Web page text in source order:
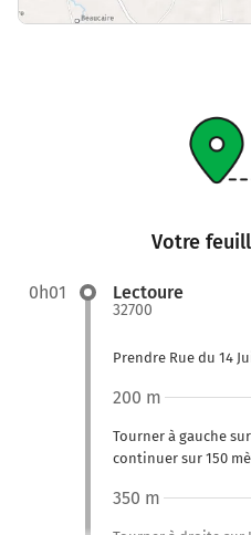
Votre
0h01 Lectoure
32700
Prendre Rue du 14
Tourner à gauche
continuer sur 150
200 m
350 m